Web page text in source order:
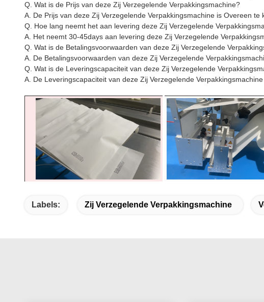
Q. Wat is de Prijs van deze Zij Verzegelende Verpakkingsmachine?
A. De Prijs van deze Zij Verzegelende Verpakkingsmachine is Overeen te
Q. Hoe lang neemt het aan levering deze Zij Verzegelende
A. Het neemt 30-45days aan levering deze Zij Verzegelende
Q. Wat is de Betalingsvoorwaarden van deze Zij Verzegelende
A. De Betalingsvoorwaarden van deze Zij Verzegelende
Q. Wat is de Leveringscapaciteit van deze Zij Verzegelende
A. De Leveringscapaciteit van deze Zij Verzegelende
Labels: Zij Verzegelende Verpakkingsmachine